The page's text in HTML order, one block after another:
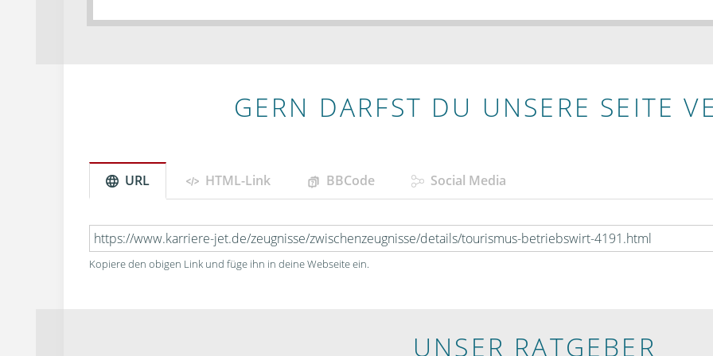
GERN DARFST DU UNSERE SEITE
URL HTML-Link BBCode Social Media
Kopiere den obigen Link und füge ihn in deine Webseite ein.
UNSER RATGEBER